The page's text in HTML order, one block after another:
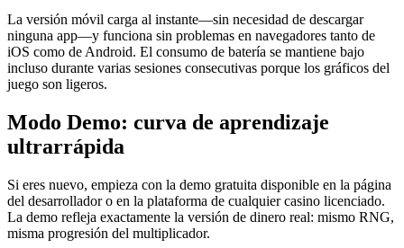
La versión móvil carga al instante—sin necesidad de descargar
ninguna app—y funciona sin problemas en navegadores tanto de
iOS como de Android. El consumo de batería se mantiene bajo
incluso durante varias sesiones consecutivas porque los gráficos del
juego son ligeros.
Modo Demo: curva de aprendizaje
ultrarrápida
Si eres nuevo, empieza con la demo gratuita disponible en la página
del desarrollador o en la plataforma de cualquier casino licenciado.
La demo refleja exactamente la versión de dinero real: mismo RNG,
misma progresión del multiplicador.